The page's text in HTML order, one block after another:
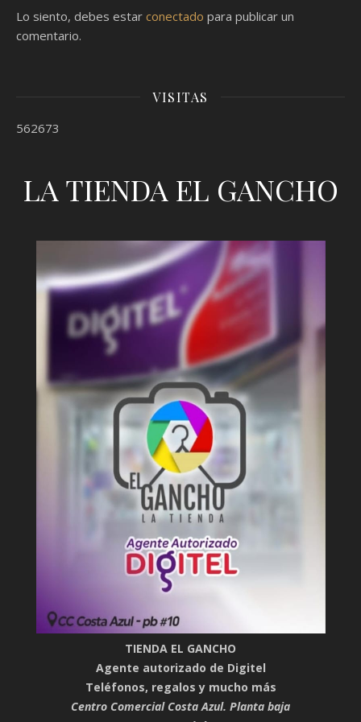
Lo siento, debes estar conectado para publicar un
comentario.
VISITAS
562673
LA TIENDA EL GANCHO
TIENDA EL GANCHO
Agente autorizado de Digitel
Teléfonos, regalos y mucho más
Centro Comercial Costa Azul. Planta baja